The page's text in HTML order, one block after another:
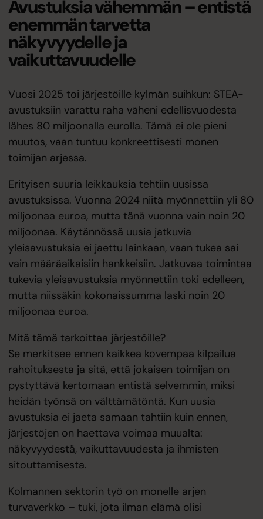
Avustuksia vähemmän – entistä
enemmän tarvetta
näkyvyydelle ja
vaikuttavuudelle
Vuosi 2025 toi järjestöille kylmän suihkun: STEA-
avustuksiin varattu raha väheni edellisvuodesta
lähes 80 miljoonalla eurolla. Tämä ei ole pieni
muutos, vaan tuntuu konkreettisesti monen
toimijan arjessa.
Erityisen suuria leikkauksia tehtiin uusissa
avustuksissa. Vuonna 2024 niitä myönnettiin yli 80
miljoonaa euroa, mutta tänä vuonna vain noin 20
miljoonaa. Käytännössä uusia jatkuvia
yleisavustuksia ei jaettu lainkaan, vaan tukea sai
vain määräaikaisiin hankkeisiin. Jatkuvaa toimintaa
tukevia yleisavustuksia myönnettiin toki edelleen,
mutta niissäkin kokonaissumma laski noin 20
miljoonaa euroa.
Mitä tämä tarkoittaa järjestöille?
Se merkitsee ennen kaikkea kovempaa kilpailua
rahoituksesta ja sitä, että jokaisen toimijan on
pystyttävä kertomaan entistä selvemmin, miksi
heidän työnsä on välttämätöntä. Kun uusia
avustuksia ei jaeta samaan tahtiin kuin ennen,
järjestöjen on haettava voimaa muualta:
näkyvyydestä, vaikuttavuudesta ja ihmisten
sitouttamisesta.
Kolmannen sektorin työ on monelle arjen
turvaverkko – tuki, jota ilman elämä olisi